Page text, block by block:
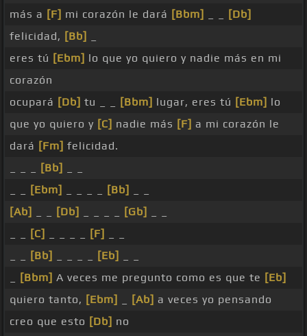
más a [F] mi corazón le dará [Bbm]
[Db]
felicidad, [Bb]
eres tú [Ebm] lo que yo quiero y nadie más en mi
corazón
ocupará [Db] tu _ _ [Bbm] lugar, eres tú [Ebm] lo
que yo quiero y [C] nadie más [F] a mi corazón le
dará [Fm] felicidad.
[Bb]
[Ebm] [Bb]
[Ab]
[Db] [Gb]
[C] [F]
[Bb] [Eb]
[Bbm] A veces me pregunto como es que te [Eb]
quiero tanto, [Ebm] [Ab] a veces yo pensando
creo que esto [Db] no